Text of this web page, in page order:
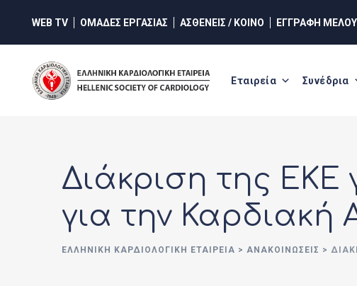
content
WEB TV ΟΜΑΔΕΣ ΕΡΓΑΣΙΑΣ ΑΣΘΕΝΕΙΣ / ΚΟΙΝΟ ΕΓΓΡΑΦΗ
Εταιρεία Συνέδρια
Διάκριση της ΕΚΕ
για την Καρδιακή
ΕΛΛΗΝΙΚΉ ΚΑΡΔΙΟΛΟΓΙΚΉ ΕΤΑΙΡΕΊΑ > ΑΝΑΚΟΙΝΏΣΕΙΣ >